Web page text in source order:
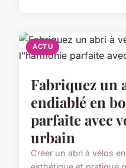
ACTU
Fabriquez un
endiablé en
parfaite avec
urbain
Créer un abri à vélos